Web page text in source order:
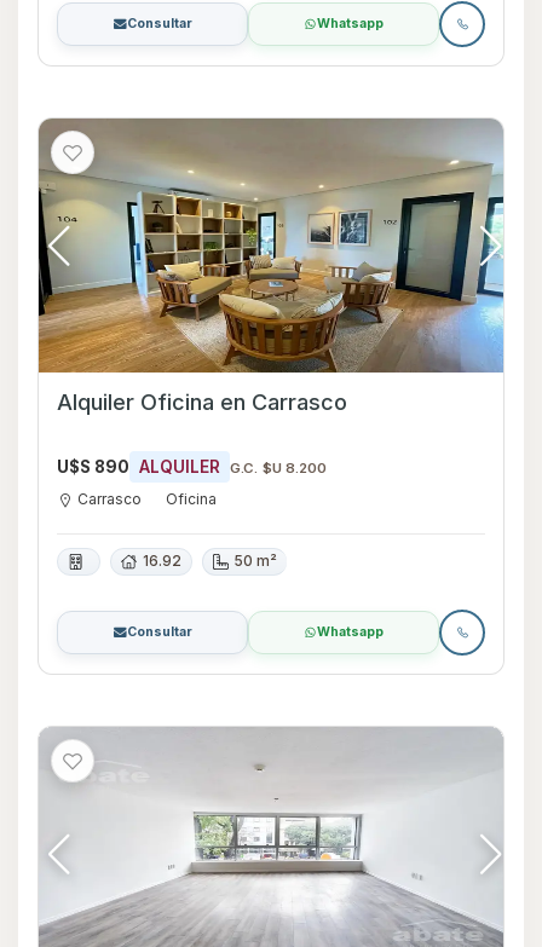
Consultar Whatsapp
Alquiler Oficina en Carrasco
U$S 890 ALQUILER G.C. $U 8.200
Carrasco Oficina
16.92 50 m²
Consultar Whatsapp